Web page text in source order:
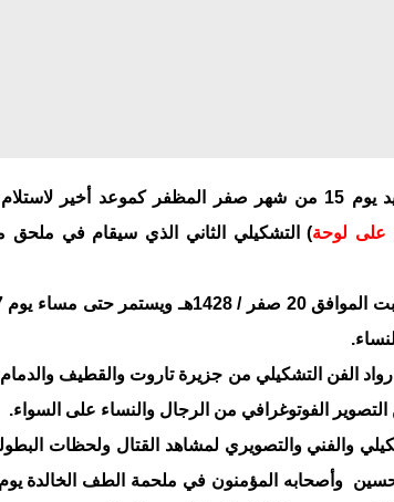
يعلن موكب الشهداء بجزيرة تاروت عن تحديد يوم 15 من شهر صفر المظفر
لوحة) التشكيلي الثاني الذي سيقام في ملحق
الفن التشكيلي من جزيرة تاروت والقطيف
الفوتوغرافي من الرجال والنساء على السواء.
والفني والتصويري لمشاهد القتال ولحظات
وأصحابه المؤمنون في ملحمة الطف الخالدة